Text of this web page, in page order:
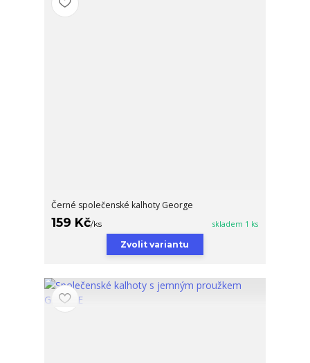
Černé společenské kalhoty George
159 Kč/ks skladem 1 ks
Zvolit variantu